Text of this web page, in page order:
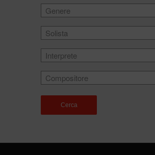
Genere
Solista
Interprete
Compositore
Cerca